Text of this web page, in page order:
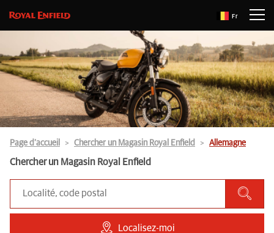
Fr
Page d’accueil Chercher un Magasin Royal Enfield Allemagne
Chercher un Magasin Royal Enfield
Localisez-moi